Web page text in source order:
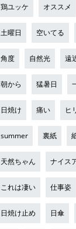
鶏ユッケ オススメ
土曜日 空いてる
角度 自然光 遠
朝から 猛暑日
日焼け 痛い ヒ
summer 裏紙
天然ちゃん ナイス
これは凄い 仕事姿
日焼け止め 日傘